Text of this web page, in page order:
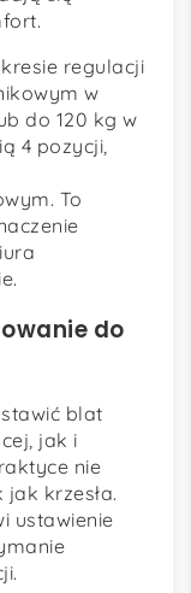
regulacji
w
do 120 kg w
4 pozycji,
To
do
blat
jak i
nie
krzesła.
ustawienie